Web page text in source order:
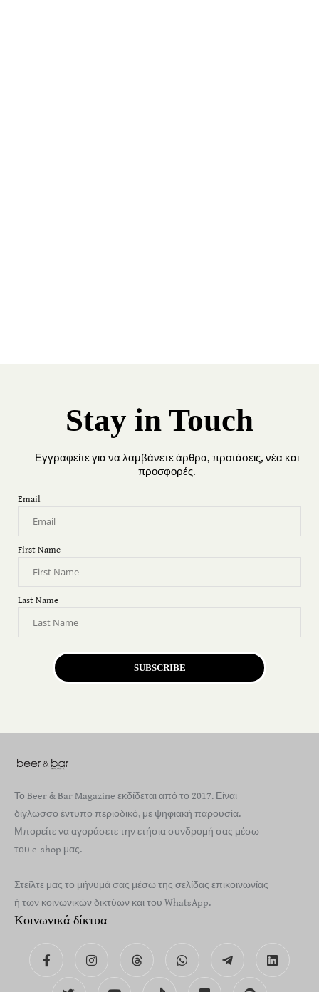
Stay in Touch
Εγγραφείτε για να λαμβάνετε άρθρα, προτάσεις, νέα και
προσφορές.
Email
First Name
Last Name
SUBSCRIBE
Το Beer & Bar Magazine εκδίδεται από το 2017. Είναι
δίγλωσσο έντυπο περιοδικό, με ψηφιακή παρουσία.
Μπορείτε να αγοράσετε την ετήσια συνδρομή σας μέσω
του e-shop μας.
Στείλτε μας το μήνυμά σας μέσω της σελίδας επικοινωνίας
ή των κοινωνικών δικτύων και του WhatsApp.
Κοινωνικά δίκτυα